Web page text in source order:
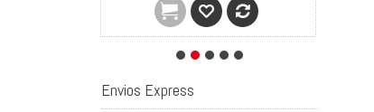
Envios Express